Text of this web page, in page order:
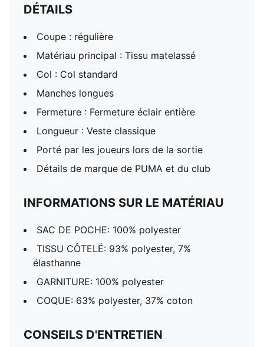
DÉTAILS
Coupe : régulière
Matériau principal : Tissu matelassé
Col : Col standard
Manches longues
Fermeture : Fermeture éclair entière
Longueur : Veste classique
Porté par les joueurs lors de la sortie
Détails de marque de PUMA et du club
INFORMATIONS SUR LE MATÉRIAU
SAC DE POCHE: 100% polyester
TISSU CÔTELÉ: 93% polyester, 7%
élasthanne
GARNITURE: 100% polyester
COQUE: 63% polyester, 37% coton
CONSEILS D'ENTRETIEN